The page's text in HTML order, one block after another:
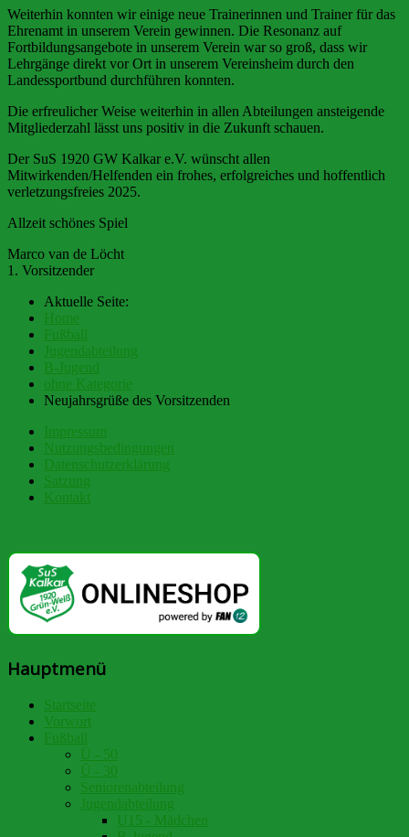
Weiterhin konnten wir einige neue Trainerinnen und Trainer für das
Ehrenamt in unserem Verein gewinnen. Die Resonanz auf
Fortbildungsangebote in unserem Verein war so groß, dass wir
Lehrgänge direkt vor Ort in unserem Vereinsheim durch den
Landessportbund durchführen konnten.
Die erfreulicher Weise weiterhin in allen Abteilungen ansteigende
Mitgliederzahl lässt uns positiv in die Zukunft schauen.
Der SuS 1920 GW Kalkar e.V. wünscht allen
Mitwirkenden/Helfenden ein frohes, erfolgreiches und hoffentlich
verletzungsfreies 2025.
Allzeit schönes Spiel
Marco van de Löcht
1. Vorsitzender
Aktuelle Seite:
Home
Fußball
Jugendabteilung
B-Jugend
ohne Kategorie
Neujahrsgrüße des Vorsitzenden
Impressum
Nutzungsbedingungen
Datenschutzerklärung
Satzung
Kontakt
Hauptmenü
Startseite
Vorwort
Fußball
Ü - 50
Ü - 30
Seniorenabteilung
Jugendabteilung
U15 - Mädchen